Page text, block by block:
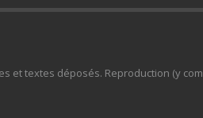
et textes déposés. Reproduction (y